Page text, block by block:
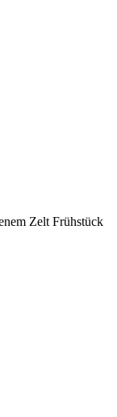
Zelt Frühstück